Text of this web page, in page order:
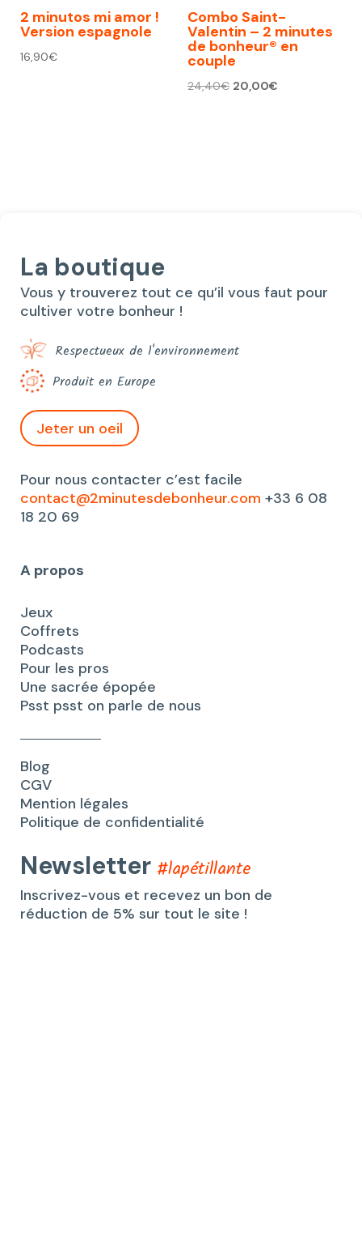
2 minutos mi amor !
Version espagnole
16,90€
Combo Saint-
Valentin – 2 minutes
de bonheur® en
couple
24,40€ Le
20,00€Le
La boutique
Vous y trouverez tout ce qu’il vous faut pour
cultiver votre bonheur !
Respectueux de l'environnement
Produit en Europe
Jeter un oeil
Pour nous contacter c’est facile
contact@2minutesdebonheur.com +33 6 08
18 20 69
A propos
Jeux
Coffrets
Podcasts
Pour les pros
Une sacrée épopée
Psst psst on parle de nous
Blog
CGV
Mention légales
Politique de confidentialité
Newsletter #lapétillante
Inscrivez-vous et recevez un bon de
réduction de 5% sur tout le site !